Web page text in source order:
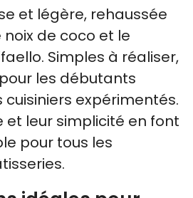
et légère, rehaussée
de coco et le
Simples à réaliser,
les débutants
expérimentés.
et leur simplicité en font
pour tous les